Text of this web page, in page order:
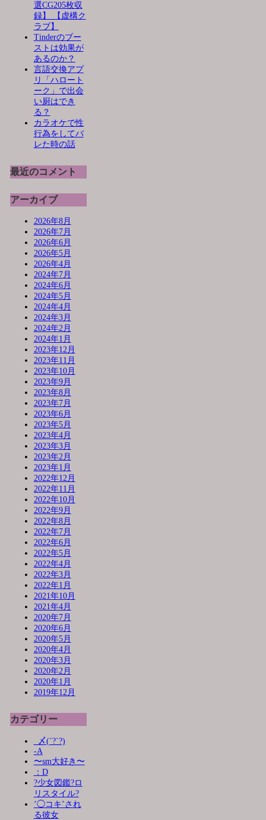
選CG205枚収
録】 【虚構ク
ラブ】
Tinderのブー
ストは効果が
あるのか？
言語交換アプ
リ「ハロート
ーク」で出会
い厨はでき
る？
カラオケで性
行為をしてバ
レた時の話
最近のコメント
アーカイブ
2026年8月
2026年7月
2026年6月
2026年5月
2026年4月
2024年7月
2024年6月
2024年5月
2024年4月
2024年3月
2024年2月
2024年1月
2023年12月
2023年11月
2023年10月
2023年9月
2023年8月
2023年7月
2023年6月
2023年5月
2023年4月
2023年3月
2023年2月
2023年1月
2022年12月
2022年11月
2022年10月
2022年9月
2022年8月
2022年7月
2022年6月
2022年5月
2022年4月
2022年3月
2022年1月
2021年10月
2021年4月
2020年7月
2020年6月
2020年5月
2020年4月
2020年3月
2020年2月
2020年1月
2019年12月
カテゴリー
_〆(´?`?)
-A
〜sm大好き〜
：D
?少女図鑑?ロ
リスタイル?
’◯コキ’され
る彼女